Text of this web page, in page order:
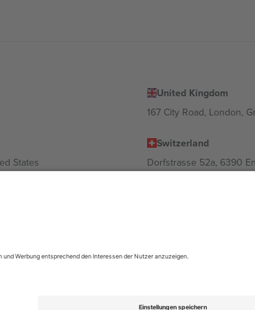
United Kingdom
167 City Road, London,
States
Switzerland
Dorfstrasse 52a, 6390
de México, CDMX, Mexico
© 2026 Ticombo. Alle Rechte